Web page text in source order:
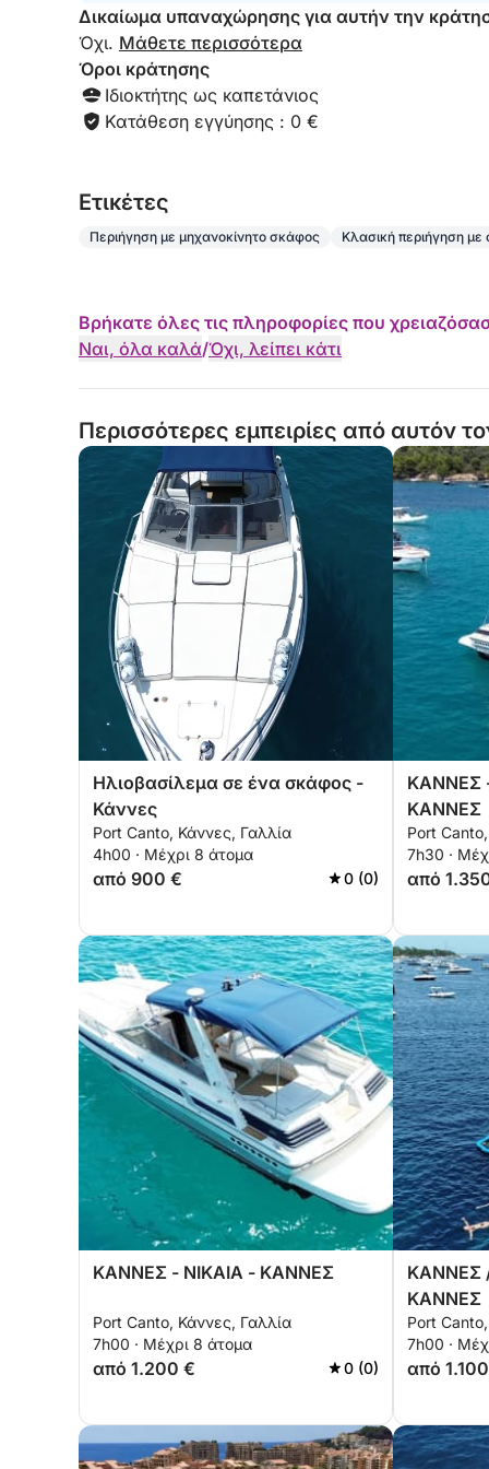
Δικαίωμα υπαναχώρησης για αυτήν την
Όχι. Μάθετε περισσότερα
Όροι κράτησης
Ιδιοκτήτης ως καπετάνιος
Κατάθεση εγγύησης : 0 €
Eτικέτες
Περιήγηση με μηχανοκίνητο σκάφος Κλασική περιήγηση
Βρήκατε όλες τις πληροφορίες που
Ναι, όλα καλά/Όχι, λείπει κάτι
Περισσότερες εμπειρίες από αυτόν
Ηλιοβασίλεμα σε ένα σκάφος -
Κάννες
Port Canto, Κάννες, Γαλλία
4h00 · Μέχρι 8 άτομα
από 900 € 0 (0)
ΚΑΝΝΕΣ
ΚΑΝΝΕΣ
Port
7h30 ·
από
ΚΑΝΝΕΣ - ΝΙΚΑΙΑ - ΚΑΝΝΕΣ
Port Canto, Κάννες, Γαλλία
7h00 · Μέχρι 8 άτομα
από 1.200 € 0 (0)
ΚΑΝΝΕΣ /
ΚΑΝΝΕΣ
Port
7h00 ·
από